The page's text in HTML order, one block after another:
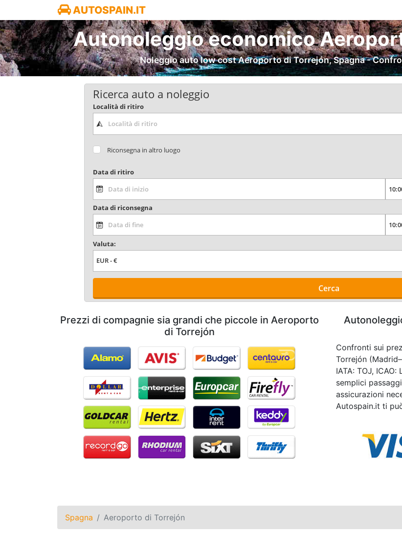
AUTOSPAIN.IT
Autonoleggio economico
Noleggio auto low cost Aeroporto di Torrejón, Spagna -
Ricerca auto a noleggio
Località di ritiro
Riconsegna in altro luogo
Data di ritiro
Data di riconsegna
Valuta:
Cerca
Prezzi di compagnie sia grandi che piccole in Aeroporto
di Torrejón
Confronti sui
Torrejón
IATA: TOJ,
semplici
assicurazioni
Autospain.it ti
Spagna Aeroporto di Torrejón